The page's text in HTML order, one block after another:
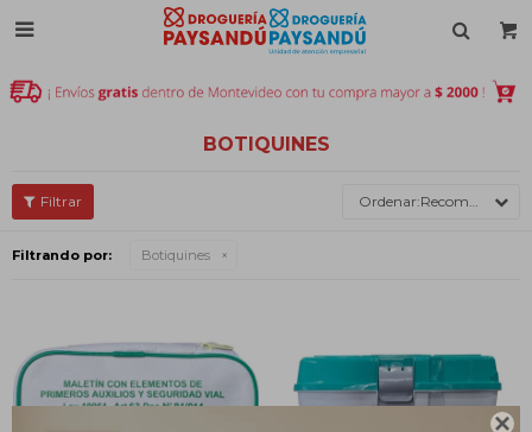


BOTIQUINES
Recomendados
Filtrando por: Botiquines